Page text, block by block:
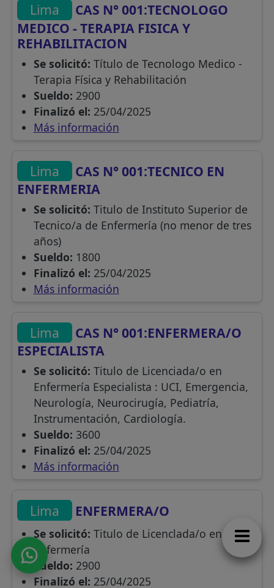
Lima
CAS N° 001:TECNOLOGO
MEDICO - TERAPIA FISICA Y
REHABILITACION
Se solicitó: Título de Tecnologo Medico -
Terapia Física y Rehabilitación
Sueldo: 2900
Finalizó el: 25/04/2025
Más información
Lima
CAS N° 001:TECNICO EN
ENFERMERIA
Se solicitó: Titulo de Instituto Superior de
Tecnico/a de Enfermería (no menor de tres
años)
Sueldo: 1800
Finalizó el: 25/04/2025
Más información
Lima
CAS N° 001:ENFERMERA/O
ESPECIALISTA
Se solicitó: Titulo de Licenciada/o en
Enfermería Especialista : UCI, Emergencia,
Neurología, Neurocirugía, Pediatría,
Instrumentación, Cardiología.
Sueldo: 3600
Finalizó el: 25/04/2025
Más información
Lima ENFERMERA/O
Se solicitó: Titulo de Licenclada/o en
Enfermería
Sueldo: 2900
Finalizó el: 25/04/2025